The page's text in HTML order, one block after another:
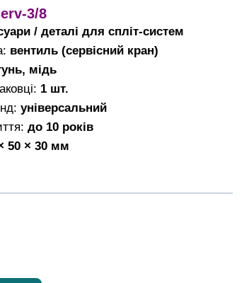
3/8
/ деталі для спліт-систем
вентиль (сервісний кран)
мідь
1 шт.
універсальний
до 10 років
50 × 30 мм